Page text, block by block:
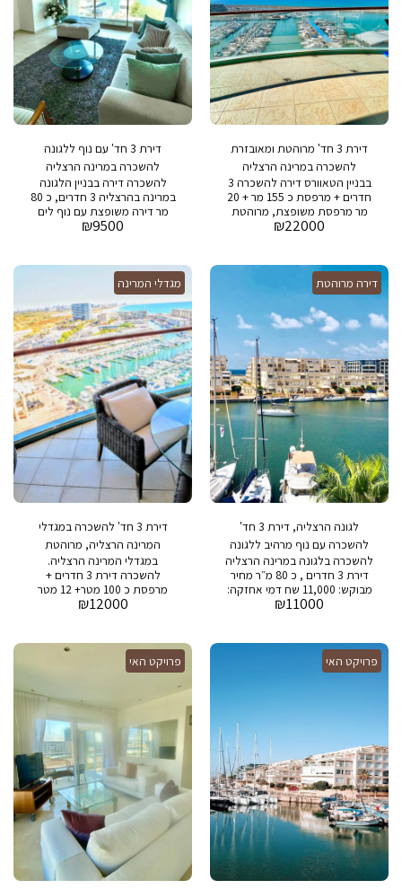
דירת 3 חד' מרוהטת ומאובזרת
להשכרה במרינה הרצליה
בבניין הטאוורס דירה להשכרה 3
חדרים + מרפסת כ 155 מר + 20
מר מרפסת משופצת, מרוהטת
נוף לים בבניין: בריכת שחיה, חדר
₪22000
דירת 3 חד' עם נוף ללגונה
להשכרה במרינה הרצליה
להשכרה דירה בבניין הלגונה
במרינה בהרצליה 3 חדרים, כ 80
מר דירה משופצת עם נוף לים
24/7
₪9500
דירה מרוהטת
לגונה הרצליה, דירת 3 חד'
להשכרה עם נוף מרהיב ללגונה
להשכרה בלגונה במרינה הרצליה
דירת 3 חדרים , כ 80 מ״ר מחיר
מבוקש: 11,000 שח דמי אחזקה:
2,000 שח נוף לים בבניין: בריכת
₪11000
מגדלי המרינה
דירת 3 חד' להשכרה במגדלי
המרינה הרצליה, מרוהטת
ומאובזרת
במגדלי המרינה הרצליה.
להשכרה דירת 3 חדרים +
מרפסת כ 100 מטר+ 12 מטר
מרפסת בבניין : בריכת שחיה,
₪12000
פרויקט האי פרויקט האי